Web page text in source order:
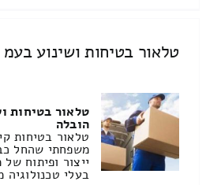
טלאור בטיחות ושינוע
טלאור בטיחות
הובלה
ייצור ופיתוח של
בעלי